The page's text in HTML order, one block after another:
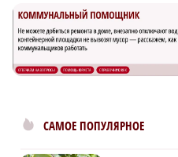
САМОЕ ПОПУЛЯРНОЕ